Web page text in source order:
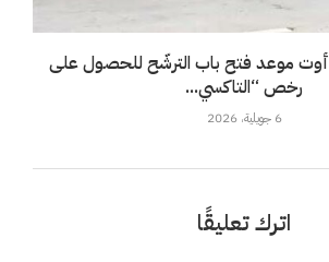
ولاية أريانة: 17 أوت موعد فتح باب الترشّح للحصول على
رخص “التاكسي...
6 جويلية، 2026
اترك تعليقًا